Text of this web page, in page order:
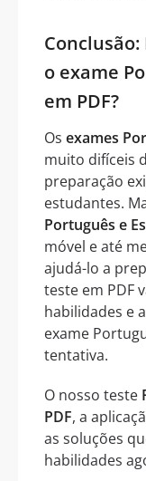
o exame
em PDF?
Os exames
muito difíceis
preparação
estudantes.
Português e
móvel e até
ajudá-lo a
teste em PDF
habilidades e
exame
tentativa.
O nosso teste
PDF, a
as soluções
habilidades